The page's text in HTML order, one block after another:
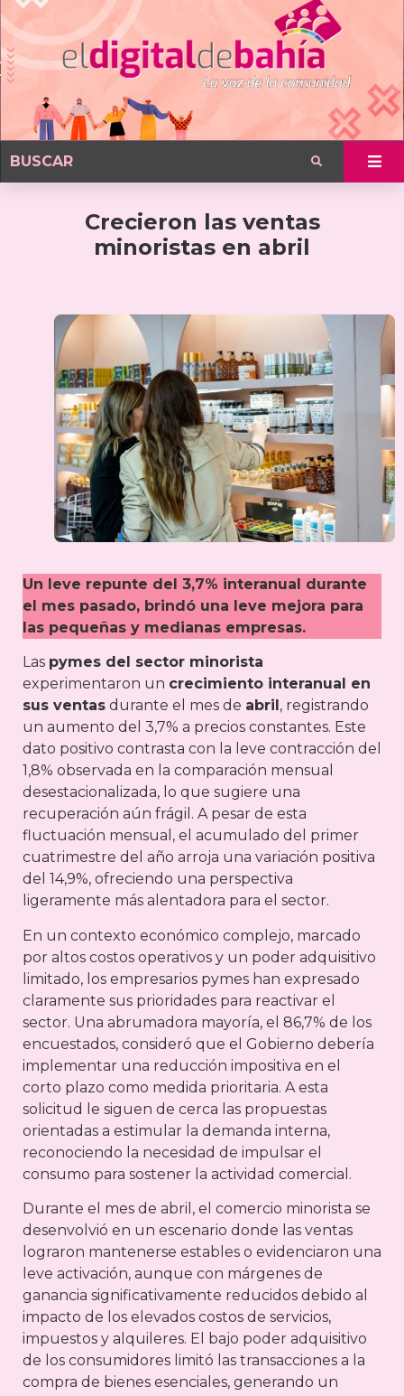
Crecieron las ventas
minoristas en abril
Un leve repunte del 3,7% interanual durante
el mes pasado, brindó una leve mejora para
las pequeñas y medianas empresas.
Las pymes del sector minorista
experimentaron un crecimiento interanual en
sus ventas durante el mes de abril , registrando
un aumento del 3,7% a precios constantes. Este
dato positivo contrasta con la leve contracción del
1,8% observada en la comparación mensual
desestacionalizada, lo que sugiere una
recuperación aún frágil. A pesar de esta
fluctuación mensual, el acumulado del primer
cuatrimestre del año arroja una variación positiva
del 14,9%, ofreciendo una perspectiva
ligeramente más alentadora para el sector.
En un contexto económico complejo, marcado
por altos costos operativos y un poder adquisitivo
limitado, los empresarios pymes han expresado
claramente sus prioridades para reactivar el
sector. Una abrumadora mayoría, el 86,7% de los
encuestados, consideró que el Gobierno debería
implementar una reducción impositiva en el
corto plazo como medida prioritaria. A esta
solicitud le siguen de cerca las propuestas
orientadas a estimular la demanda interna,
reconociendo la necesidad de impulsar el
consumo para sostener la actividad comercial.
Durante el mes de abril, el comercio minorista se
desenvolvió en un escenario donde las ventas
lograron mantenerse estables o evidenciaron una
leve activación, aunque con márgenes de
ganancia significativamente reducidos debido al
impacto de los elevados costos de servicios,
impuestos y alquileres. El bajo poder adquisitivo
de los consumidores limitó las transacciones a la
compra de bienes esenciales, generando un